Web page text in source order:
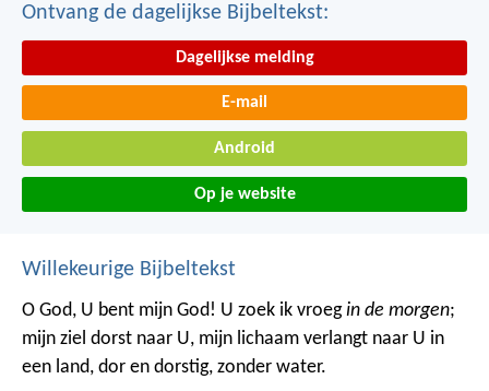
Ontvang de dagelijkse Bijbeltekst:
Dagelijkse melding
E-mail
Android
Op je website
Willekeurige Bijbeltekst
O God, U bent mijn God! U zoek ik vroegin de morgen;
mijn ziel dorst naar U, mijn lichaam verlangt naar U in
een land, dor en dorstig, zonder water.